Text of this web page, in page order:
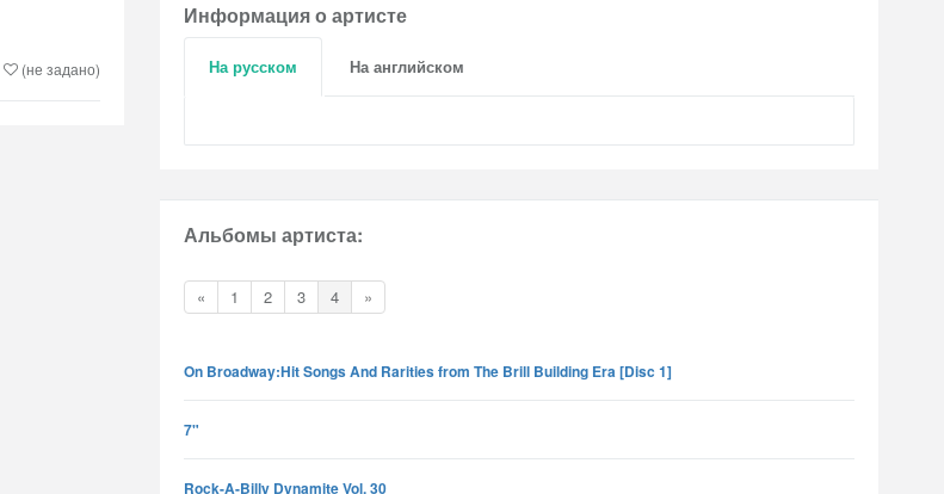
(не задано)
Информация о артисте
На русском На английском
Альбомы артиста:
« 1 2 3 4 »
On Broadway:Hit Songs And Rarities from The Brill Building Era [Disc 1]
7"
Rock-A-Billy Dynamite Vol. 30